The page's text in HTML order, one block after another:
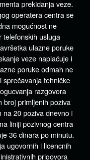
prekidanja veze.
operatera centra se
mogućnost ne
telefonskih usluga
ulazne poruke
veze naplaćuje i
poruke odmah ne
tehničke
razgovora
broj primljenih poziva
na 20 poziva dnevno i
liniji pozivnog centra
36 dinara po minutu.
ugovornih i licencnih
prigovora